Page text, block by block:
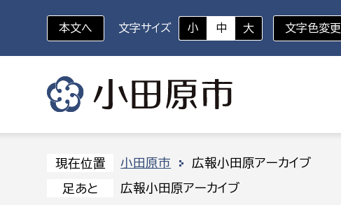
いざというときに
対象者を選択
組織から探す
部に属さない室
本文へ 文字サイズ 小 中 大 文字色変更
現在位置 小田原市 広報小田原アーカイブ
足あと 広報小田原アーカイブ